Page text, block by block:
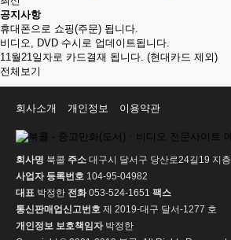
공지사항
휴대폰으로 쇼핑(주문) 됩니다.
비디오, DVD 수시로 업데이트됩니다.
11월21일자로 카드결재 됩니다. (현대카드 제외)
전체보기
회사소개 개인정보 이용약관
회사명 북콜 주소 대구시 달서구 당산로24길19 지층
사업자 등록번호 104-95-04982
대표 박정한 전화053-524-1651 팩스
통신판매업신고번호 제 2019-대구 달서-1277 호
개인정보 보호책임자박정한